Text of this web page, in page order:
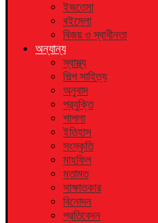
ইজতেমা
বইমেলা
বিজয় ও স্বাধীনতা
অন্যান্য
স্বাস্থ্য
শিল্প সাহিত্য
অনুবাদ
প্রযুক্তি
শাপলা
ইতিহাস
সংস্কৃতি
মাহফিল
মতামত
সাক্ষাতকার
বিনোদন
প্রতিবেদন